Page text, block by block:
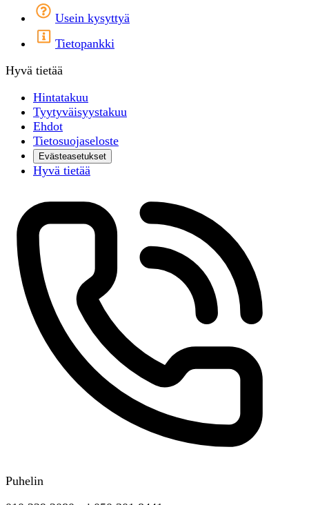
Usein kysyttyä
Tietopankki
Hyvä tietää
Hintatakuu
Tyytyväisyystakuu
Ehdot
Tietosuojaseloste
Evästeasetukset
Hyvä tietää
Puhelin